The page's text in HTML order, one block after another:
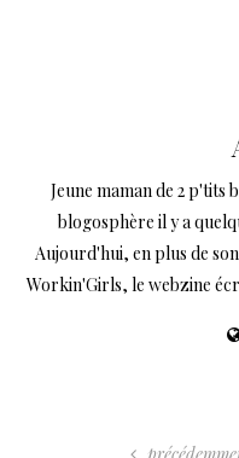
Jeune maman de 2 p'tits
blogosphère il y a
Aujourd'hui, en plus de
Workin'Girls, le webzine